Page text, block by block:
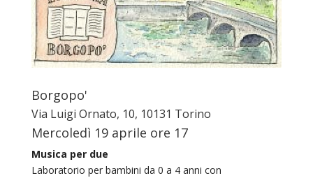
Borgopo'
Via Luigi Ornato, 10, 10131 Torino
Mercoledì 19 aprile ore 17
Musica per due
Laboratorio per bambini da 0 a 4 anni con